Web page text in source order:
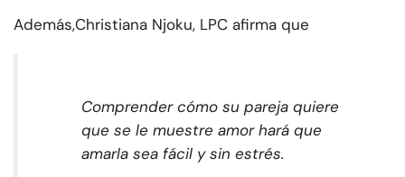
Además,Christiana Njoku, LPC afirma que
Comprender cómo su pareja quiere
que se le muestre amor hará que
amarla sea fácil y sin estrés.